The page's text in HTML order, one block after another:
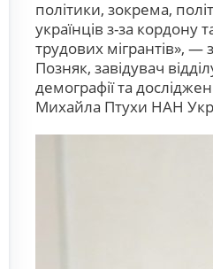
політики, зокрема,
українців з-за кордону
трудових мігрантів», —
Позняк, завідувач
демографії та
Михайла Птухи НАН